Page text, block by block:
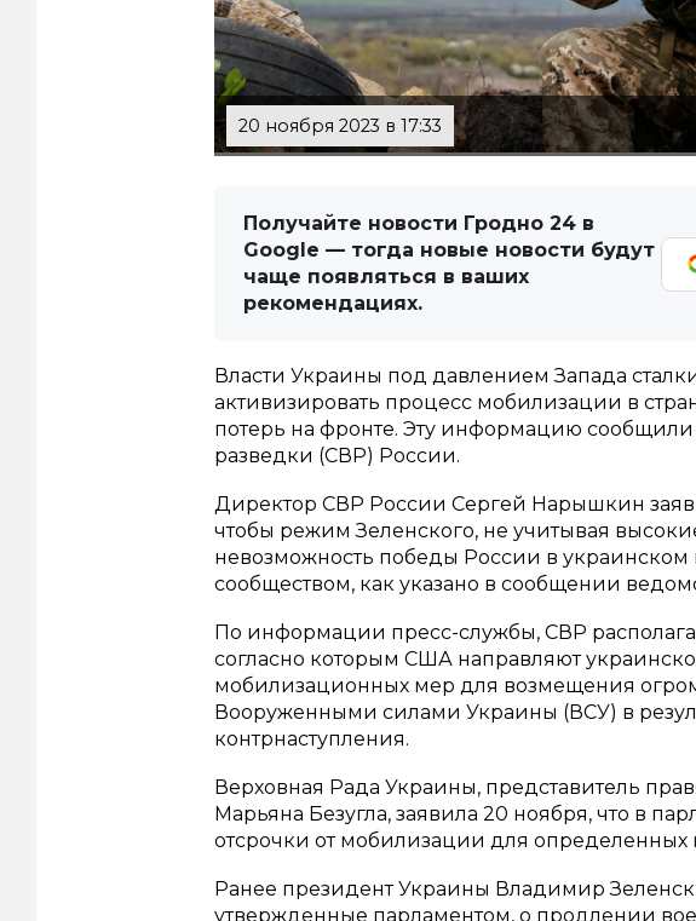
20 ноября 2023 в 17:33
Получайте новости Гродно 24 в
Google — тогда новые новости будут
чаще появляться в ваших
рекомендациях.
Власти Украины под давлением Запада
активизировать процесс мобилизации в
потерь на фронте. Эту информацию
разведки (СВР) России.
Директор СВР России Сергей Нарышкин
чтобы режим Зеленского, не учитывая
невозможность победы России в
сообществом, как указано в сообщении
По информации пресс-службы, СВР
согласно которым США направляют
мобилизационных мер для возмещения
Вооруженными силами Украины (ВСУ) в
контрнаступления.
Верховная Рада Украины, представитель
Марьяна Безугла, заявила 20 ноября, что в
отсрочки от мобилизации для определенных
Ранее президент Украины Владимир
утвержденные парламентом, о продлении